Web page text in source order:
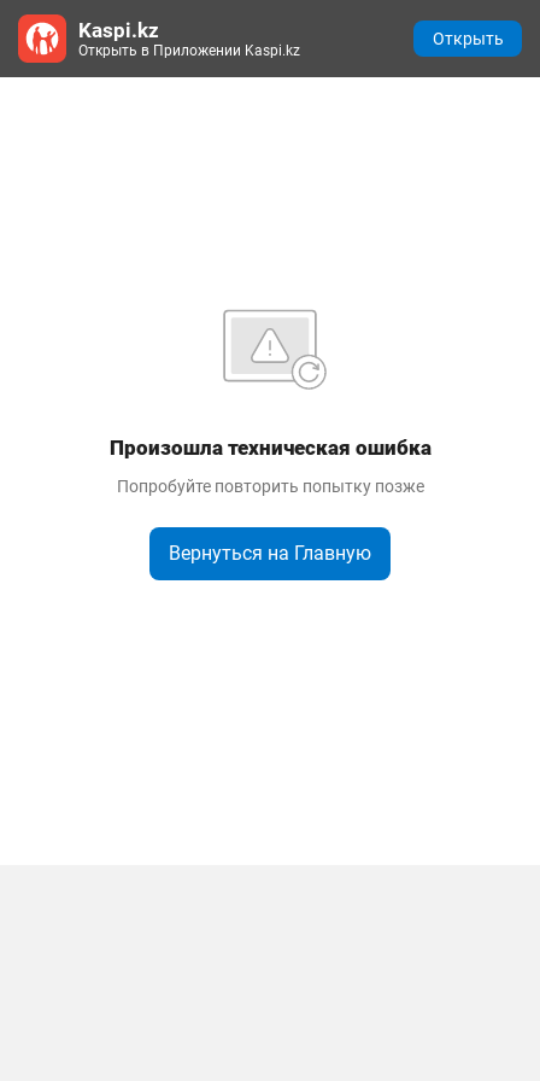
Произошла техническая ошибка
Попробуйте повторить попытку позже
Вернуться на Главную
Kaspi.kz
Открыть в Приложении Kaspi.kz
Открыть